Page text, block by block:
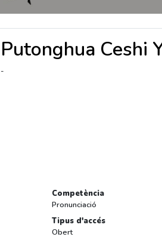
Putonghua Ceshi
-
Competència
Pronunciació
Tipus d'accés
Obert